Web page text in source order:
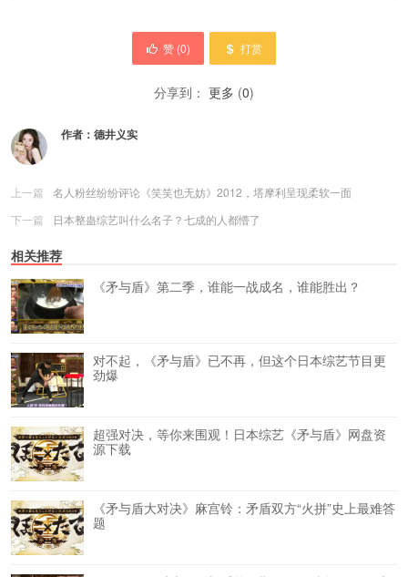
赞 (0) 打赏
分享到： 更多 (0)
作者： 德井义实
上一篇
名人粉丝纷纷评论《笑笑也无妨》2012，塔摩利呈现柔软一面
下一篇
日本整蛊综艺叫什么名子？七成的人都懵了
相关推荐
《矛与盾》第二季，谁能一战成名，谁能胜出？
对不起，《矛与盾》已不再，但这个日本综艺节目更
劲爆
超强对决，等你来围观！日本综艺《矛与盾》网盘资
源下载
《矛与盾大对决》麻宫铃：矛盾双方“火拼”史上最难答
题